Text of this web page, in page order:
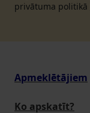
privātuma politikā
Apmeklētājiem
Ko apskatīt?